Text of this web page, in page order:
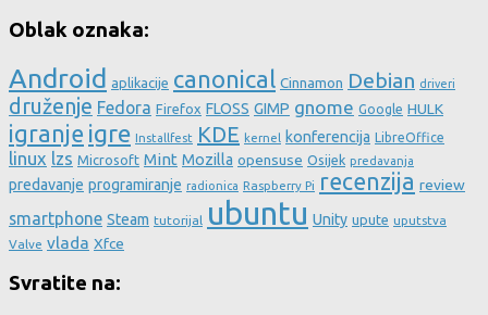
Oblak oznaka:
Android aplikacije canonical Cinnamon Debian driveri
druženje Fedora Firefox FLOSS GIMP gnome Google HULK
igranje igre Installfest KDE kernel konferencija LibreOffice
linux lzs Microsoft Mint Mozilla opensuse Osijek predavanja
predavanje programiranje radionica Raspberry Pi recenzija review
smartphone Steam tutorijal ubuntu Unity upute uputstva
Valve vlada Xfce
Svratite na: